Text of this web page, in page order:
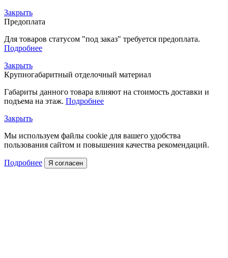
Закрыть
Предоплата
Для товаров статусом "под заказ" требуется предоплата.
Подробнее
Закрыть
Крупногабаритный отделочный материал
Габариты данного товара влияют на стоимость доставки и
подъема на этаж. Подробнее
Закрыть
Мы используем файлы cookie для вашего удобства
пользования сайтом и повышения качества рекомендаций.
Подробнее Я согласен